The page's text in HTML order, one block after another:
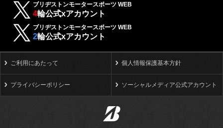
ブリヂストンモータースポーツ WEB
4輪公式xアカウント
ブリヂストンモータースポーツ WEB
2輪公式xアカウント
ご利用にあたって 個人情報保護基本方針
プライバシーポリシー ソーシャルメディア公式アカウント